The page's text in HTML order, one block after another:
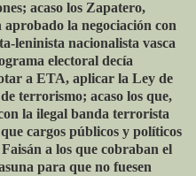
acaso los Zapatero,
la negociación con
leninista nacionalista vasca
electoral decía
a ETA, aplicar la Ley de
terrorismo; acaso los que,
la ilegal banda terrorista
cargos públicos y políticos
a los que cobraban el
para que no fuesen